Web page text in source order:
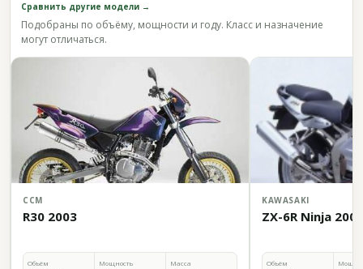
Сравнить другие модели →
Подобраны по объёму, мощности и году. Класс и назначение
могут отличаться.
CCM
R30 2003
Объём Мощность Масса
KAWASAKI
ZX-6R Ninja 2002
Объём